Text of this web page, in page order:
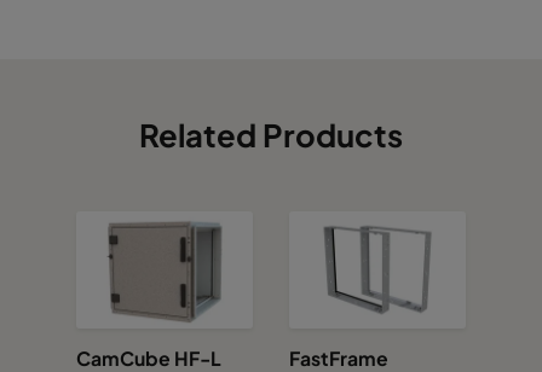
Related Products
CamCube HF-L FastFrame